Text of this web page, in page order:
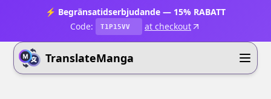
⚡ Begränsatidserbjudande — 15% RABATT
Code:
T1P15VV at checkout
TranslateManga